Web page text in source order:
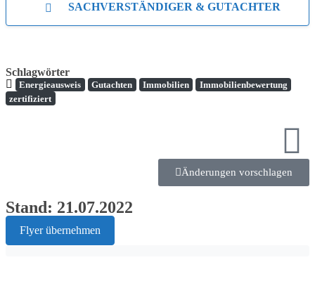
SACHVERSTÄNDIGER & GUTACHTER
Schlagwörter
Energieausweis Gutachten Immobilien
Immobilienbewertung
zertifiziert
Änderungen vorschlagen
Stand: 21.07.2022
Flyer übernehmen